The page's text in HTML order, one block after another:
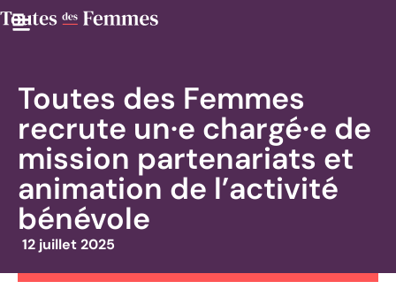
Toutes des Femmes
recrute un·e chargé·e de
mission partenariats et
animation de l’activité
bénévole
12 juillet 2025